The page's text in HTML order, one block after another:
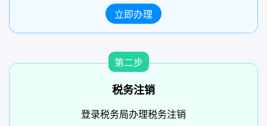
立即办理
第二步
税务注销
登录税务局办理税务注销